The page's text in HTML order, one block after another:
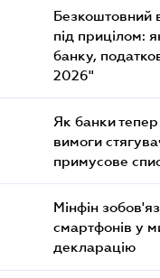
Безкоштовний
під прицілом:
банку,
2026"
Як банки
вимоги
примусове
Мінфін
смартфонів у
декларацію